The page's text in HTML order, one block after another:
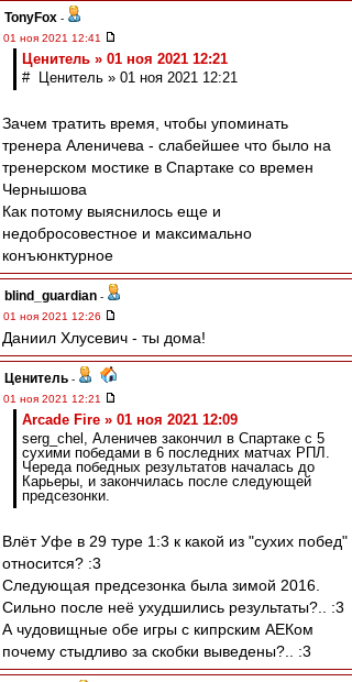
TonyFox -
01 ноя 2021 12:41
Ценитель » 01 ноя 2021 12:21
# Ценитель » 01 ноя 2021 12:21
Зачем тратить время, чтобы упоминать
тренера Аленичева - слабейшее что было на
тренерском мостике в Спартаке со времен
Чернышова
Как потому выяснилось еще и
недобросовестное и максимально
конъюнктурное
blind_guardian -
01 ноя 2021 12:26
Даниил Хлусевич - ты дома!
Ценитель -
01 ноя 2021 12:21
Arcade Fire » 01 ноя 2021 12:09
serg_chel, Аленичев закончил в Спартаке с 5
сухими победами в 6 последних матчах РПЛ.
Череда победных результатов началась до
Карьеры, и закончилась после следующей
предсезонки.
Влёт Уфе в 29 туре 1:3 к какой из "сухих побед"
относится? :3
Следующая предсезонка была зимой 2016.
Сильно после неё ухудшились результаты?.. :3
А чудовищные обе игры с кипрским АЕКом
почему стыдливо за скобки выведены?.. :3